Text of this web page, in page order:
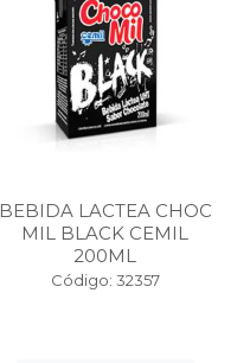
BEBIDA LACTEA CHOC
MIL BLACK CEMIL
200ML
Código: 32357